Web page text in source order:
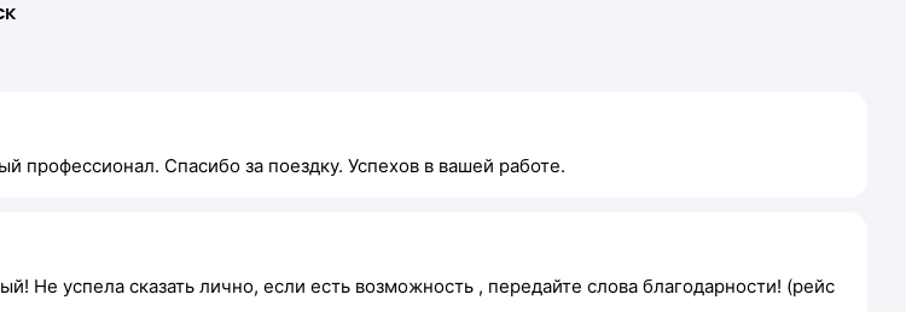
профессионал. Спасибо за поездку. Успехов в вашей работе.
успела сказать лично, если есть возможность , передайте слова благодарности! (рейс